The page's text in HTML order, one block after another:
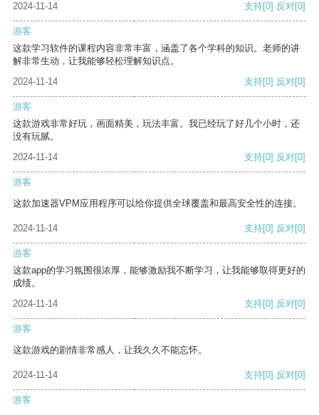
2024-11-14 支持[0] 反对[0]
游客
这款学习软件的课程内容非常丰富，涵盖了各个学科的知识。老师的讲
解非常生动，让我能够轻松理解知识点。
2024-11-14
支持[0] 反对[0]
游客
这款游戏非常好玩，画面精美，玩法丰富。我已经玩了好几个小时，还
没有玩腻。
2024-11-14
支持[0] 反对[0]
游客
这款加速器VPM应用程序可以给你提供全球覆盖和最高安全性的连接。
2024-11-14 支持[0] 反对[0]
游客
这款app的学习氛围很浓厚，能够激励我不断学习，让我能够取得更好的
成绩。
2024-11-14
支持[0] 反对[0]
游客
这款游戏的剧情非常感人，让我久久不能忘怀。
2024-11-14 支持[0] 反对[0]
游客